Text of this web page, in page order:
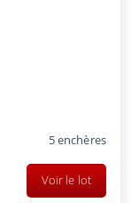
5enchères
Voir le lot